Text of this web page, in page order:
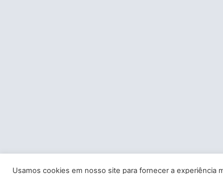
Usamos cookies em nosso site para fornecer a experiência